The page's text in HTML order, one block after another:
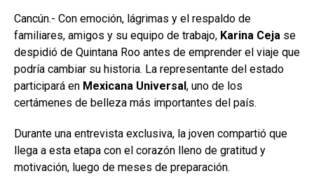
Cancún.- Con emoción, lágrimas y el respaldo de
familiares, amigos y su equipo de trabajo, Karina Ceja se
despidió de Quintana Roo antes de emprender el viaje que
podría cambiar su historia. La representante del estado
participará en Mexicana Universal, uno de los
certámenes de belleza más importantes del país.
Durante una entrevista exclusiva, la joven compartió que
llega a esta etapa con el corazón lleno de gratitud y
motivación, luego de meses de preparación.